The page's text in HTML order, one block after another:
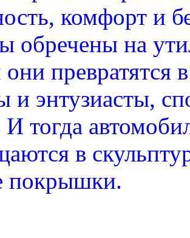
комфорт и
обречены на
превратятся
и энтузиасты,
И тогда
в
покрышки.